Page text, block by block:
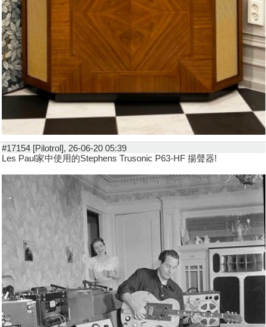
#17154 [Pilotrol], 26-06-20 05:39
Les Paul家中使用的Stephens Trusonic P63-HF 揚聲器!